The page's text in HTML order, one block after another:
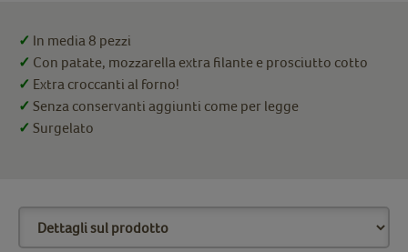
✓ In media 8 pezzi
✓ Con patate, mozzarella extra filante e prosciutto cotto
✓ Extra croccanti al forno!
✓ Senza conservanti aggiunti come per legge
✓ Surgelato